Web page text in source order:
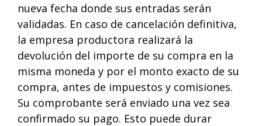
nueva fecha donde sus entradas serán
validadas. En caso de cancelación definitiva,
la empresa productora realizará la
devolución del importe de su compra en la
misma moneda y por el monto exacto de su
compra, antes de impuestos y comisiones.
Su comprobante será enviado una vez sea
confirmado su pago. Esto puede durar